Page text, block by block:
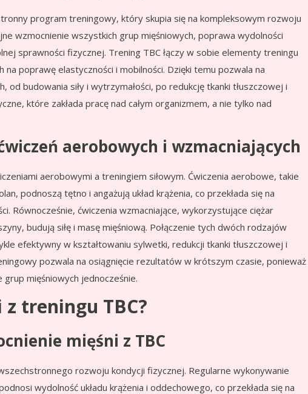
program treningowy, który skupia się na kompleksowym rozwoju
wzmocnienie wszystkich grup mięśniowych, poprawa wydolności
sprawności fizycznej. Trening TBC łączy w sobie elementy treningu
poprawę elastyczności i mobilności. Dzięki temu pozwala na
od budowania siły i wytrzymałości, po redukcję tkanki tłuszczowej i
które zakłada pracę nad całym organizmem, a nie tylko nad
aerobowych i wzmacniających
aerobowymi a treningiem siłowym. Ćwiczenia aerobowe, takie
podnoszą tętno i angażują układ krążenia, co przekłada się na
Równocześnie, ćwiczenia wzmacniające, wykorzystujące ciężar
budują siłę i masę mięśniową. Połączenie tych dwóch rodzajów
efektywny w kształtowaniu sylwetki, redukcji tkanki tłuszczowej i
pozwala na osiągnięcie rezultatów w krótszym czasie, ponieważ
mięśniowych jednocześnie.
z treningu TBC?
mięśni z TBC
rozwoju kondycji fizycznej. Regularne wykonywanie
wydolność układu krążenia i oddechowego, co przekłada się na